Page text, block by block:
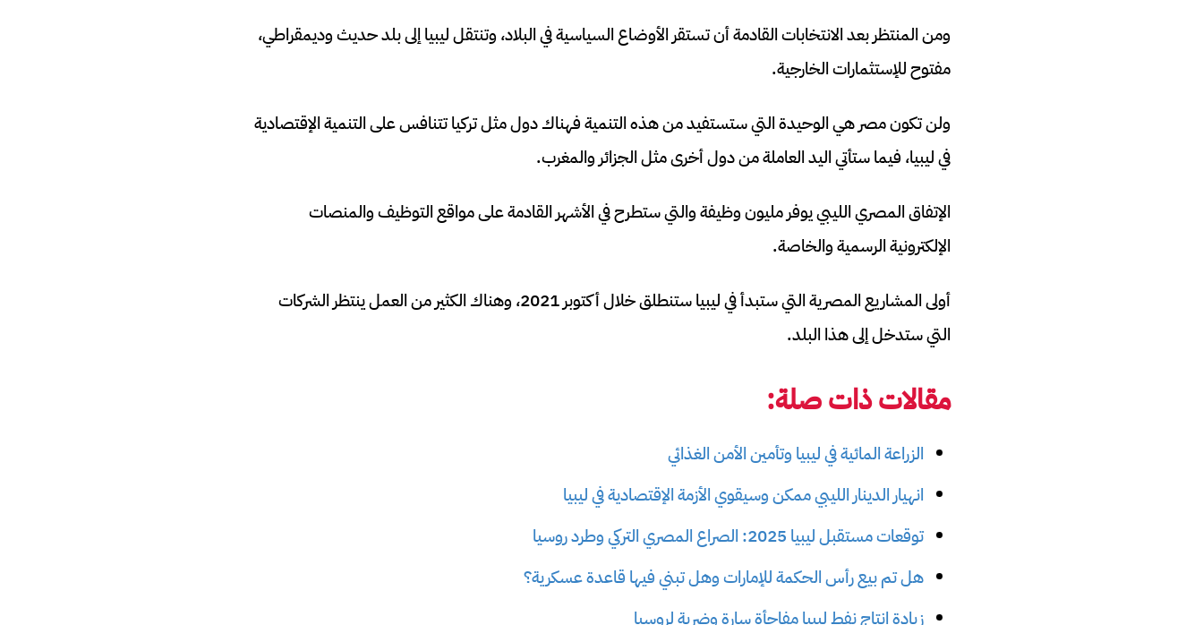
ومن المنتظر بعد الانتخابات القادمة أن تستقر الأوضاع السياسية في البلاد، وتنتقل ليبيا إلى بلد حديث وديمقراطي،
مفتوح للإستثمارات الخارجية.
ولن تكون مصر هي الوحيدة التي ستستفيد من هذه التنمية فهناك دول مثل تركيا تتنافس على التنمية الإقتصادية
في ليبيا، فيما ستأتي اليد العاملة من دول أخرى مثل الجزائر والمغرب.
الإتفاق المصري الليبي يوفر مليون وظيفة والتي ستطرح في الأشهر القادمة على مواقع التوظيف والمنصات
الإلكترونية الرسمية والخاصة.
أولى المشاريع المصرية التي ستبدأ في ليبيا ستنطلق خلال أكتوبر 2021، وهناك الكثير من العمل ينتظر الشركات
التي ستدخل إلى هذا البلد.
مقالات ذات صلة:
الزراعة المائية في ليبيا وتأمين الأمن الغذائي
انهيار الدينار الليبي ممكن وسيقوي الأزمة الإقتصادية في ليبيا
توقعات مستقبل ليبيا 2025: الصراع المصري التركي وطرد روسيا
هل تم بيع رأس الحكمة للإمارات وهل تبني فيها قاعدة عسكرية؟
زيادة إنتاج نفط ليبيا مفاجأة سارة وضربة لروسيا